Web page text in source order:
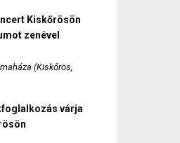
Kiskőrösön
zenével
(Kiskőrös,
várja